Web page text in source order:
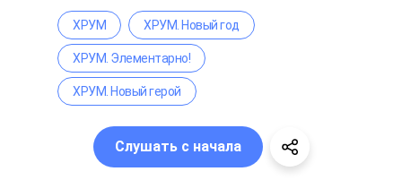
ХРУМ ХРУМ. Новый год
ХРУМ. Элементарно!
ХРУМ. Новый герой
Слушать с начала